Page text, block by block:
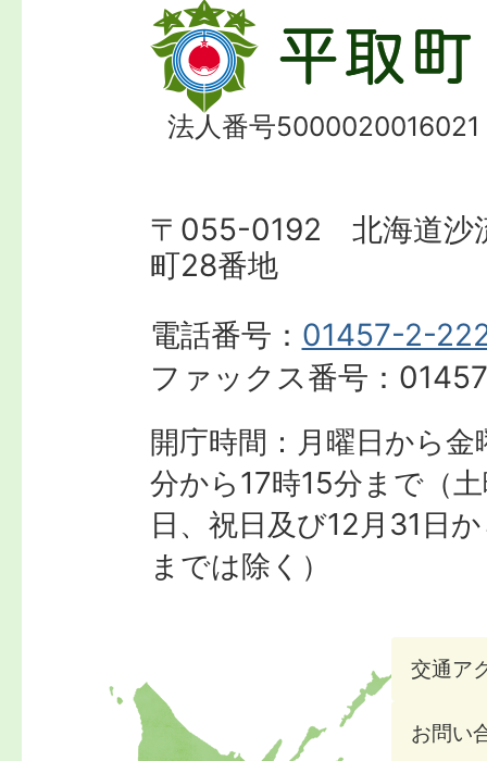
法人番号5000020016021
〒055-0192 北海道沙
町28番地
電話番号： 01457-2-
ファックス番号：
開庁時間：月曜日から
分から17時15分まで（
日、祝日及び12月31日
までは除く）
交通ア
お問い